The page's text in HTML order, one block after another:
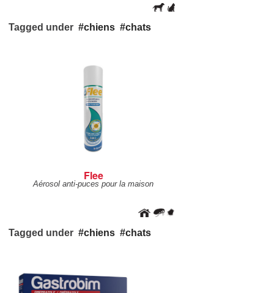
Tagged under chiens chats
Flee
Aérosol anti-puces pour la maison
Tagged under chiens chats